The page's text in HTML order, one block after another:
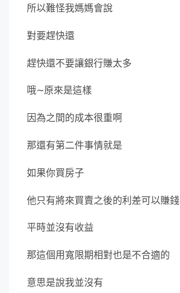
所以難怪我媽媽會說
對要趕快還
趕快還不要讓銀行賺太多
哦∼原來是這樣
因為之間的成本很重啊
那還有第二件事情就是
如果你買房子
他只有將來買賣之後的利差可以賺錢
平時並沒有收益
那這個用寬限期相對也是不合適的
意思是說我並沒有